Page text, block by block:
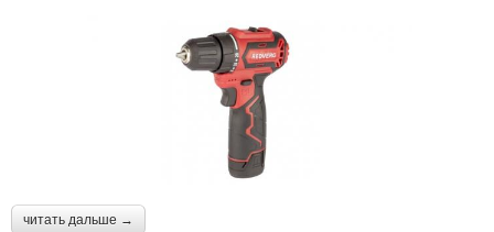
читать дальше →